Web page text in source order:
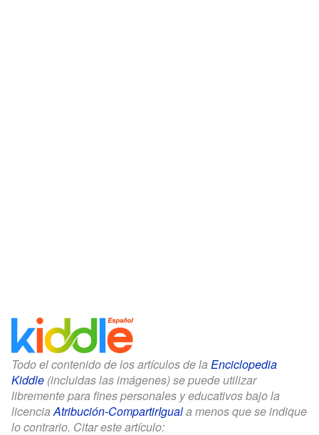
Todo el contenido de los artículos de la Enciclopedia
Kiddle (incluidas las imágenes) se puede utilizar
libremente para fines personales y educativos bajo la
licenciaAtribución-CompartirIguala menos que se indique
lo contrario. Citar este artículo: